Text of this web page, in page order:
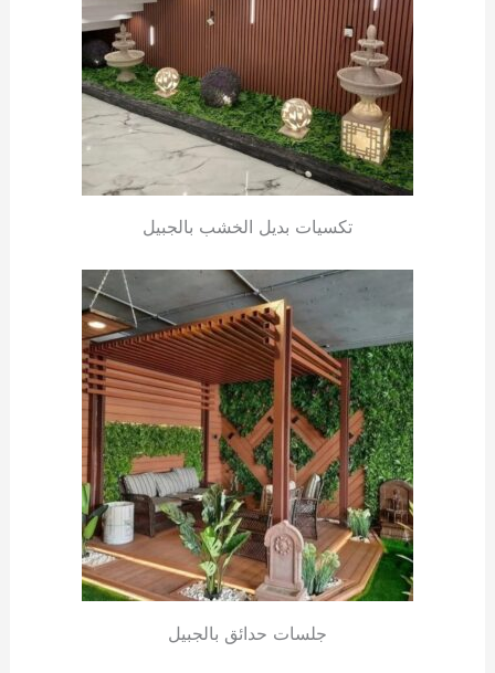
تكسيات بديل الخشب بالجبيل
جلسات حدائق بالجبيل